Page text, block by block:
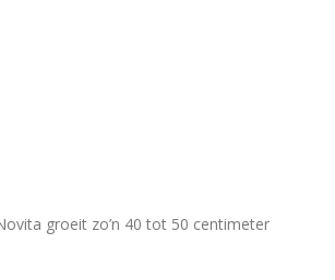
groeit zo’n 40 tot 50 centimeter